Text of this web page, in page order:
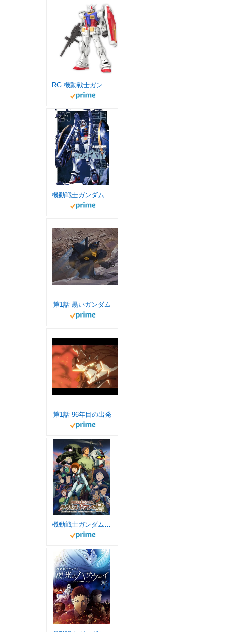
RG 機動戦士ガンダム RX-78-2 ガンダム Ver.2.0 1/144スケール 色分け済みプラモデル
機動戦士ガンダム サンダーボルト（２４） (ビッグコミックススペシャル)
第1話 黒いガンダム
第1話 96年目の出発
機動戦士ガンダム ククルス・ドアンの島